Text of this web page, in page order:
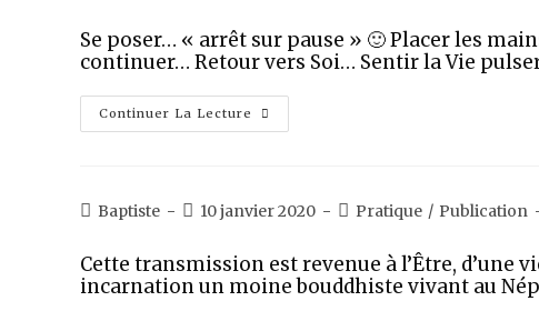
Se poser… « arrêt sur pause » 🙂 Placer les
continuer… Retour vers Soi… Sentir la Vie
Continuer La Lecture
Baptiste 10 janvier 2020 Pratique / Publication
Cette transmission est revenue à l’Être, d’une
incarnation un moine bouddhiste vivant au